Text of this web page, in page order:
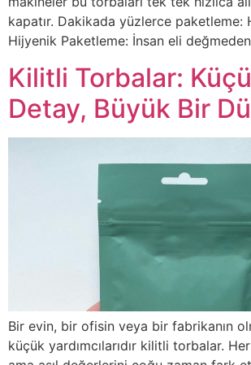
kapatır. Dakikada yüzlerce paketleme:
Hijyenik Paketleme: İnsan eli
Kilitli Torbalar:
Detay, Büyük Bir
Bir evin, bir ofisin veya bir fabrikanın
küçük yardımcılarıdır kilitli torbalar.